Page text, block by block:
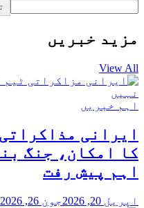
مزید خبریں
View All
اہم خبریں
ایرانی
کا امکان، جنگ
اہم پیش رفت
اپریل 20, 2026 جون 26, 2026